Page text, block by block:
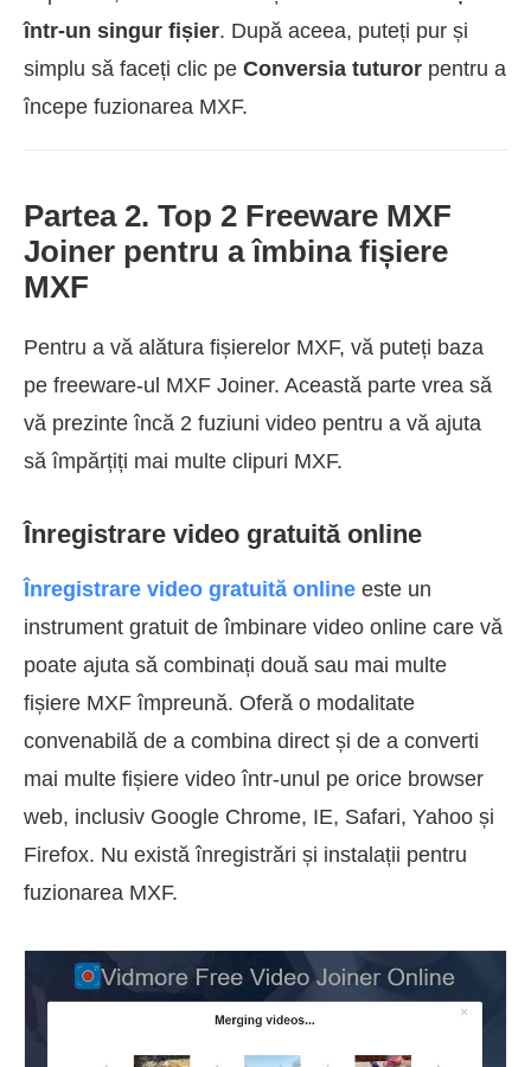
într-un singur fișier. După aceea, puteți pur și
simplu să faceți clic pe Conversia tuturor pentru a
începe fuzionarea MXF.
Partea 2. Top 2 Freeware MXF
Joiner pentru a îmbina fișiere
MXF
Pentru a vă alătura fișierelor MXF, vă puteți baza
pe freeware-ul MXF Joiner. Această parte vrea să
vă prezinte încă 2 fuziuni video pentru a vă ajuta
să împărțiți mai multe clipuri MXF.
Înregistrare video gratuită online
Înregistrare video gratuită online este un
instrument gratuit de îmbinare video online care vă
poate ajuta să combinați două sau mai multe
fișiere MXF împreună. Oferă o modalitate
convenabilă de a combina direct și de a converti
mai multe fișiere video într-unul pe orice browser
web, inclusiv Google Chrome, IE, Safari, Yahoo și
Firefox. Nu există înregistrări și instalații pentru
fuzionarea MXF.